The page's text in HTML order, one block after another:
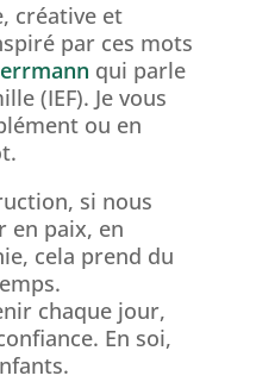
créative et
par ces mots
qui parle
(IEF). Je vous
ou en
si nous
en paix, en
cela prend du
chaque jour,
En soi,